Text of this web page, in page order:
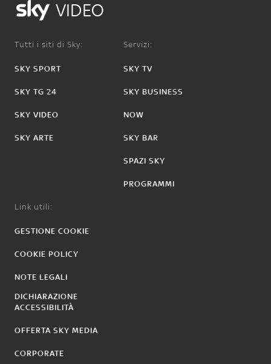
VIDEO
Tutti i siti di Sky:
SKY SPORT
SKY TG 24
SKY VIDEO
SKY ARTE
Servizi:
SKY TV
SKY BUSINESS
NOW
SKY BAR
SPAZI SKY
PROGRAMMI
Link utili:
GESTIONE COOKIE
COOKIE POLICY
NOTE LEGALI
DICHIARAZIONE
ACCESSIBILITÀ
OFFERTA SKY MEDIA
CORPORATE